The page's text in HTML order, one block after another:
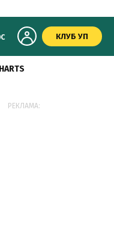
КЛУБ УП
РЕКЛАМА: